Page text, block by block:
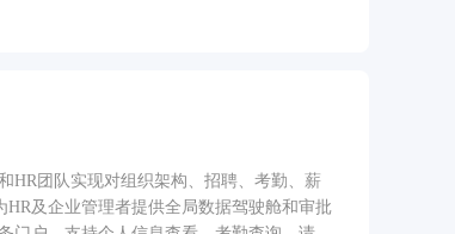
，辅助推客快速决策并获取推广链接。 我
HR团队实现对组织架构、招聘、考勤、薪
及企业管理者提供全局数据驾驶舱和审批